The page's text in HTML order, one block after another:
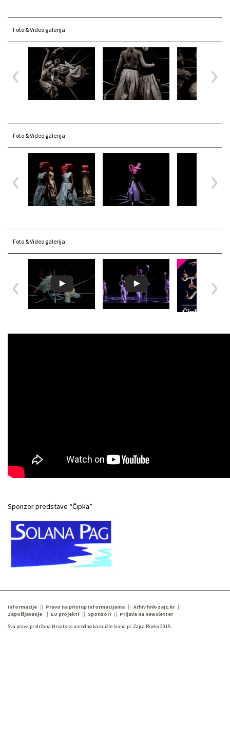
Foto & Video galerija
Foto & Video galerija
Foto & Video galerija
Sponzor predstave “Čipka”
Informacije Pravo na pristup informacijama
Arhiv hnk-zajc.hr
Zapošljavanje
EU projekti Sponzori
Prijava na newsletter
Sva prava pridržana Hrvatsko narodno kazalište Ivana pl. Zajca Rijeka 2015.